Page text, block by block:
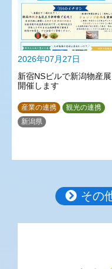
2026年07月27日
新宿NSビルで新潟物産
開催します
産業の連携
観光の連携
新潟県
その